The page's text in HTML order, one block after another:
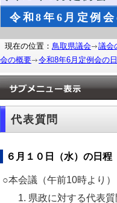
令和8年6月定例
現在の位置： 鳥取県議会 議会
会の概要
令和8年6月定例会の
代表質問
６月１０日（水）の日程
○本会議（午前10時より）
県政に対する代表質